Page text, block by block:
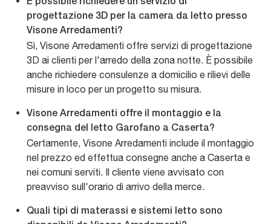
È possibile richiedere un servizio di
progettazione 3D per la camera da letto presso
Visone Arredamenti?
Sì, Visone Arredamenti offre servizi di progettazione
3D ai clienti per l'arredo della zona notte. È possibile
anche richiedere consulenze a domicilio e rilievi delle
misure in loco per un progetto su misura.
Visone Arredamenti offre il montaggio e la
consegna del letto Garofano a Caserta?
Certamente, Visone Arredamenti include il montaggio
nel prezzo ed effettua consegne anche a Caserta e
nei comuni serviti. Il cliente viene avvisato con
preavviso sull'orario di arrivo della merce.
Quali tipi di materassi e sistemi letto sono